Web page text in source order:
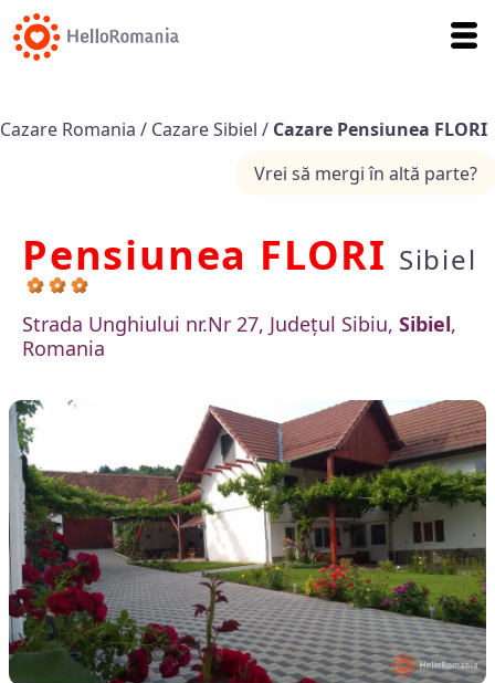
Cazare Romania / Cazare Sibiel / Cazare Pensiunea FLORI
Vrei să mergi în altă parte?
Pensiunea FLORI Sibiel
Strada Unghiului nr.Nr 27, Județul Sibiu, Sibiel,
Romania